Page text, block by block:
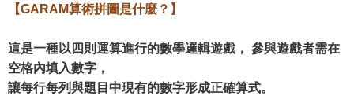
【GARAM算術拼圖是什麼？】
這是一種以四則運算進行的數學邏輯遊戲， 參與遊戲者需在
空格內填入數字，
讓每行每列與題目中現有的數字形成正確算式。